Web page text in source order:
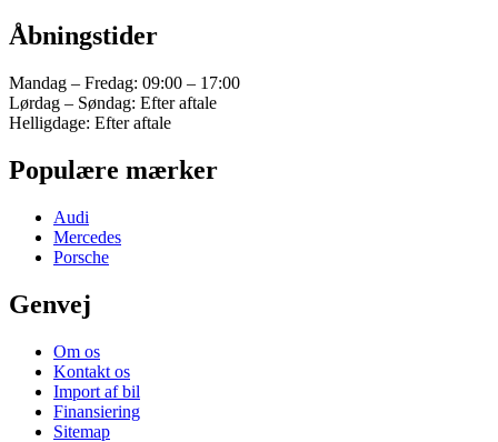
Åbningstider
Mandag – Fredag: 09:00 – 17:00
Lørdag – Søndag: Efter aftale
Helligdage: Efter aftale
Populære mærker
Audi
Mercedes
Porsche
Genvej
Om os
Kontakt os
Import af bil
Finansiering
Sitemap